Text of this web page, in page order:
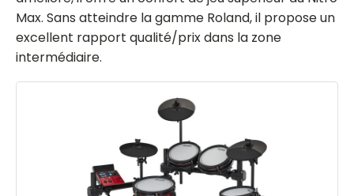
Max. Sans atteindre la gamme Roland, il propose un
excellent rapport qualité/prix dans la zone
intermédiaire.